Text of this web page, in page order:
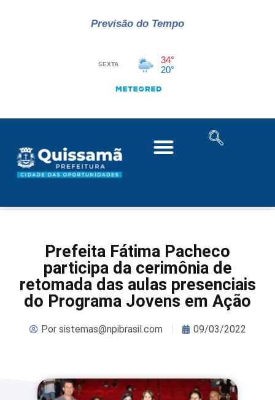
Previsão do Tempo
Prefeita Fátima Pacheco
participa da cerimônia de
retomada das aulas presenciais
do Programa Jovens em Ação
Porsistemas@npibrasil.com 09/03/2022